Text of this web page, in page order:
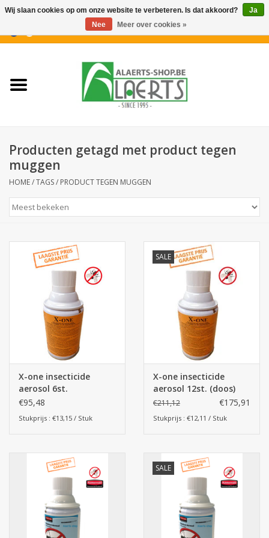
Nieuwigheden
Koffiekoekjes
Aperitiefkoekjes
Botanicals
Snoeppot-Snoep
Kassarollen
Cleaning-producten
Koffiemachines
Kantoorbenodigdheden
Producten getagd met product tegen
muggen
HOME/TAGS/ PRODUCT TEGEN MUGGEN
X-one insecticide
aerosol 6st.
€95,48
Stukprijs : €13,15 / Stuk
SALE
X-one insecticide
aerosol 12st. (doos)
€211,12 €175,91
Stukprijs : €12,11 / Stuk
SALE
Wij slaan cookies op om onze website te verbeteren. Is dat akkoord?
Ja
Nee
Meer over cookies »